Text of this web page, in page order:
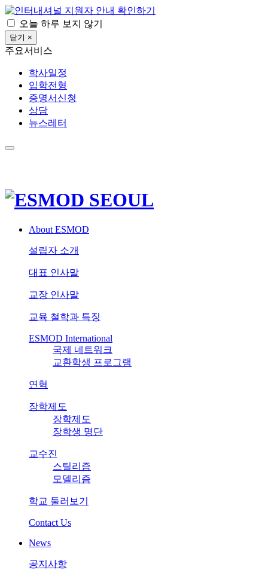
확인하기
오늘 하루 보지 않기
닫기 ×
주요서비스
학사일정
입학전형
증명서신청
상담
뉴스레터
About ESMOD
설립자 소개
대표 인사말
교장 인사말
교육 철학과 특징
ESMOD International
국제 네트워크
교환학생 프로그램
연혁
장학제도
장학제도
장학생 명단
교수진
스틸리즘
모델리즘
학교 둘러보기
Contact Us
News
공지사항